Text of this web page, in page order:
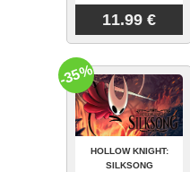
11.99 €
HOLLOW KNIGHT:
SILKSONG
-35%